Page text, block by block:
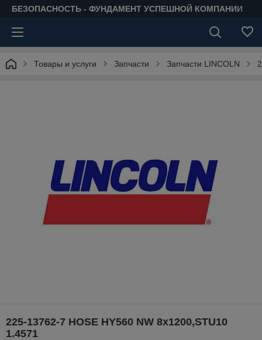
БЕЗОПАСНОСТЬ - ФУНДАМЕНТ УСПЕШНОЙ КОМПАНИИ
Товары и услуги Запчасти Запчасти LINCOLN
225-13762-7 HOSE HY560 NW 8x1200,STU10
1.4571